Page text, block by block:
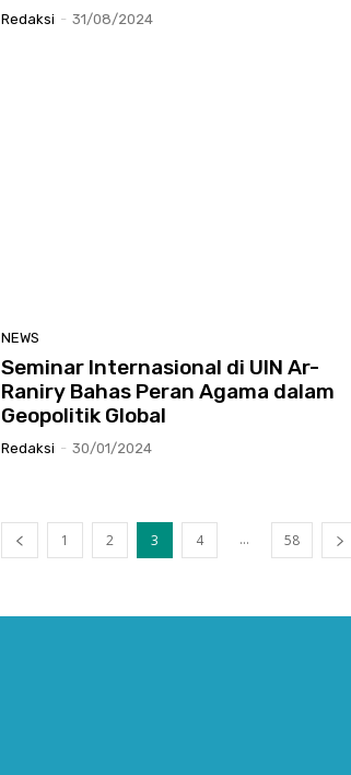
Redaksi - 31/08/2024
NEWS
Seminar Internasional di UIN Ar-
Raniry Bahas Peran Agama dalam
Geopolitik Global
Redaksi - 30/01/2024
1 2 3 4 ... 58